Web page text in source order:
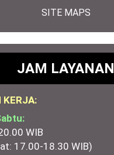
SITE MAPS
JAM LAYANAN
WIB
17.00-18.30 WIB)